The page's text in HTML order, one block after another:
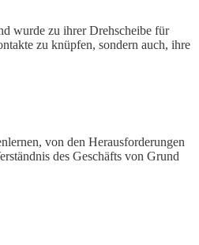
wurde zu ihrer Drehscheibe für
zu knüpfen, sondern auch, ihre
von den Herausforderungen
des Geschäfts von Grund